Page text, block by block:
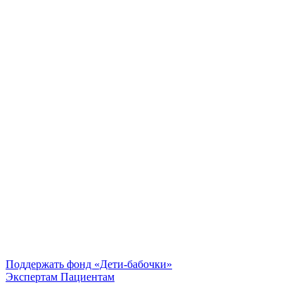
Поддержать фонд «Дети-бабочки»
Экспертам Пациентам